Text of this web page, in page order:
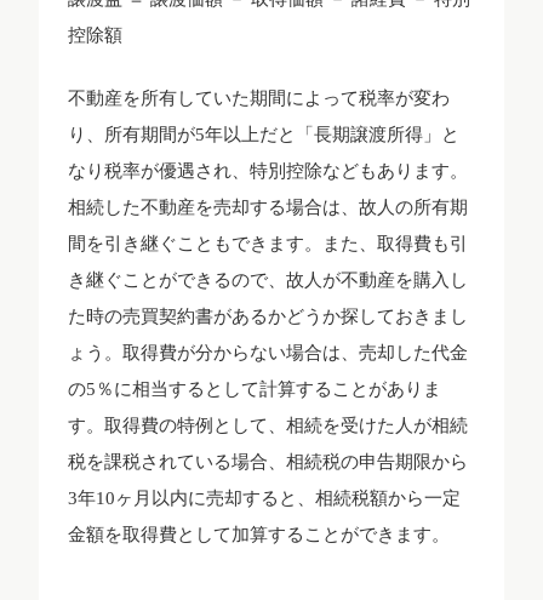
控除額
不動産を所有していた期間によって税率が変わ
り、所有期間が5年以上だと「長期譲渡所得」と
なり税率が優遇され、特別控除などもあります。
相続した不動産を売却する場合は、故人の所有期
間を引き継ぐこともできます。また、取得費も引
き継ぐことができるので、故人が不動産を購入し
た時の売買契約書があるかどうか探しておきまし
ょう。取得費が分からない場合は、売却した代金
の5％に相当するとして計算することがありま
す。取得費の特例として、相続を受けた人が相続
税を課税されている場合、相続税の申告期限から
3年10ヶ月以内に売却すると、相続税額から一定
金額を取得費として加算することができます。